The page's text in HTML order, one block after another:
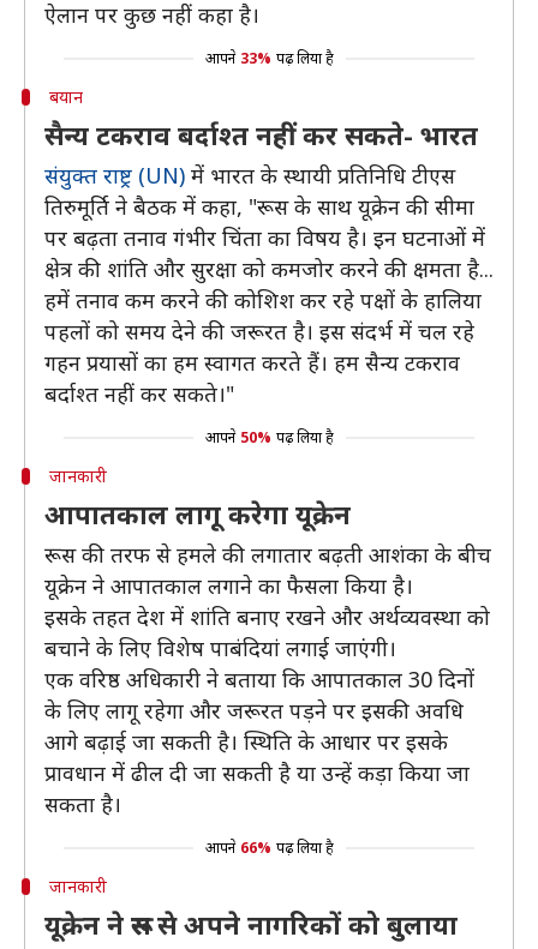
ऐलान पर कुछ नहीं कहा है।
आपने 33% पढ़ लिया है
बयान
सैन्य टकराव बर्दाश्त नहीं कर सकते- भारत
संयुक्त राष्ट्र (UN) में भारत के स्थायी प्रतिनिधि टीएस
तिरुमूर्ति ने बैठक में कहा, "रूस के साथ यूक्रेन की सीमा
पर बढ़ता तनाव गंभीर चिंता का विषय है। इन घटनाओं में
क्षेत्र की शांति और सुरक्षा को कमजोर करने की क्षमता है...
हमें तनाव कम करने की कोशिश कर रहे पक्षों के हालिया
पहलों को समय देने की जरूरत है। इस संदर्भ में चल रहे
गहन प्रयासों का हम स्वागत करते हैं। हम सैन्य टकराव
बर्दाश्त नहीं कर सकते।"
आपने 50% पढ़ लिया है
जानकारी
आपातकाल लागू करेगा यूक्रेन
रूस की तरफ से हमले की लगातार बढ़ती आशंका के बीच
यूक्रेन ने आपातकाल लगाने का फैसला किया है।
इसके तहत देश में शांति बनाए रखने और अर्थव्यवस्था को
बचाने के लिए विशेष पाबंदियां लगाई जाएंगी।
एक वरिष्ठ अधिकारी ने बताया कि आपातकाल 30 दिनों
के लिए लागू रहेगा और जरूरत पड़ने पर इसकी अवधि
आगे बढ़ाई जा सकती है। स्थिति के आधार पर इसके
प्रावधान में ढील दी जा सकती है या उन्हें कड़ा किया जा
सकता है।
आपने 66% पढ़ लिया है
जानकारी
यूक्रेन ने रूस से अपने नागरिकों को बुलाया